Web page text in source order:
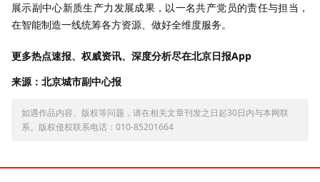
展示副中心新质生产力发展成果，以一名共产党员的责任与担当，
在智能制造一线统筹各方资源、做好全维度服务。
更多热点速报、权威资讯、深度分析尽在北京日报App
来源：北京城市副中心报
如遇作品内容、版权等问题，请在相关文章刊发之日起30日内与本网联
系。版权侵权联系电话：010-85201664